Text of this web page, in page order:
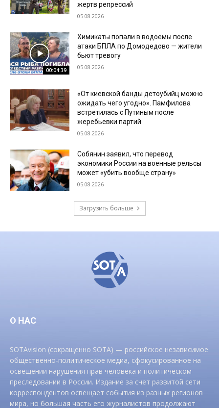
жертв репрессий
05.08.2026
00:04:39
Химикаты попали в водоемы после
атаки БПЛА по Домодедово — жители
бьют тревогу
05.08.2026
«От киевской банды детоубийц можно
ожидать чего угодно». Памфилова
встретилась с Путиным после
жеребьевки партий
05.08.2026
Собянин заявил, что перевод
экономики России на военные рельсы
может «убить вообще страну»
05.08.2026
Загрузить больше
О НАС
SOTAvision (сокращенно SOTA) — российское независимое
общественно-политическое медиа, сфокусированное на
освещении нарушения прав человека и политическом
преследовании в России. Издание за счет развитой сети
корреспондентов освещает события из разных регионов
мира, но большая часть его журналистов продолжают